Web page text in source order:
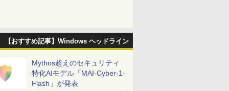
【おすすめ記事】Windows ヘッドライン
Mythos超えのセキュリティ
特化AIモデル「MAI-Cyber-1-
Flash」が発表